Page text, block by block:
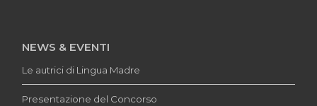
NEWS & EVENTI
Le autrici di Lingua Madre
Presentazione del Concorso